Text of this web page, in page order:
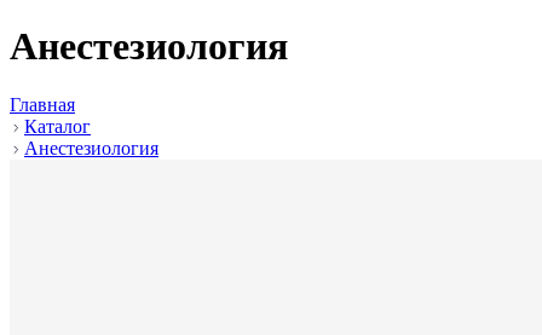
Анестезиология
Главная
Каталог
Анестезиология